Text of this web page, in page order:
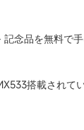
念品を無料で
搭載されて